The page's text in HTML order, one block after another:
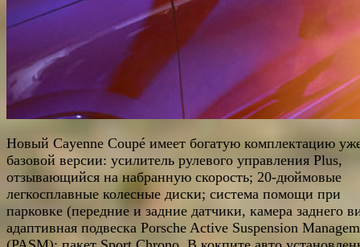
Новый Cayenne Coupé имеет богатую комплектацию
базовой версии: усилитель рулевого управления Plus,
отзывающийся на набранную скорость; 20-дюймовые
легкосплавные колесные диски; система помощи при
парковке (передние и задние датчики, камера заднего
адаптивная подвеска Porsche Active Suspension